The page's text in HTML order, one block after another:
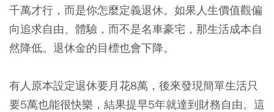
千萬才行，而是你怎麼定義退休。如果人生價值觀偏
向追求自由、體驗，而不是名車豪宅，那生活成本自
然降低。退休金的目標也會下降。
有人原本設定退休要月花8萬，後來發現簡單生活只
要5萬也能很快樂，結果提早5年就達到財務自由。這